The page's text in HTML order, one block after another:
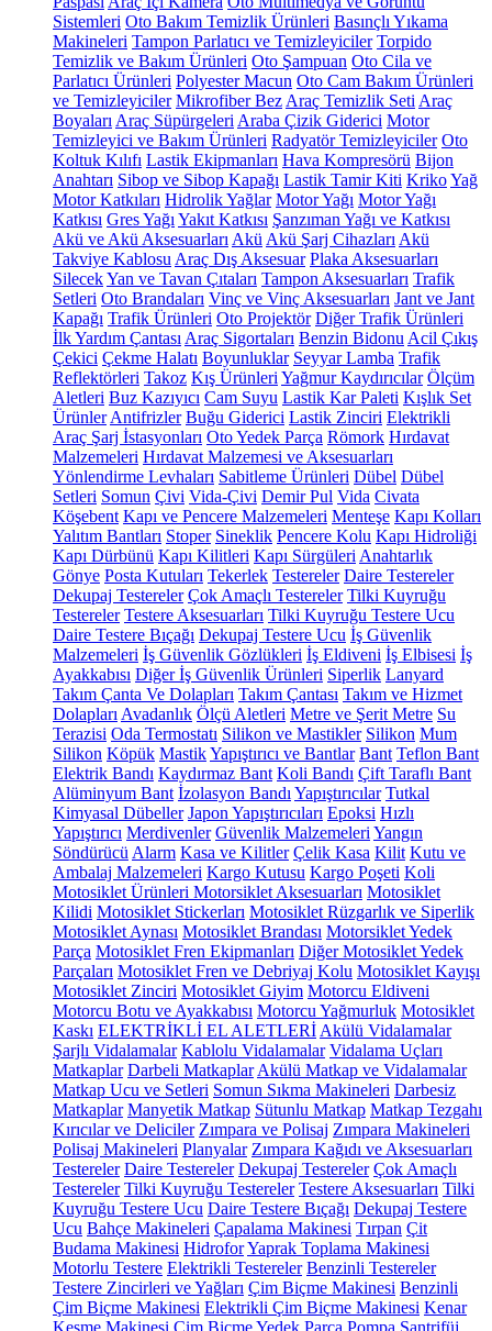
Sistemleri Oto Bakım Temizlik Ürünleri Basınçlı Yıkama
Makineleri Tampon Parlatıcı ve Temizleyiciler Torpido
Temizlik ve Bakım Ürünleri Oto Şampuan Oto Cila ve
Parlatıcı Ürünleri Polyester Macun Oto Cam Bakım Ürünleri
ve Temizleyiciler Mikrofiber Bez Araç Temizlik Seti Araç
Boyaları Araç Süpürgeleri Araba Çizik Giderici Motor
Temizleyici ve Bakım Ürünleri Radyatör Temizleyiciler Oto
Koltuk Kılıfı Lastik Ekipmanları Hava Kompresörü Bijon
Anahtarı Sibop ve Sibop Kapağı Lastik Tamir Kiti KrikoYağ
Motor Katkıları Hidrolik Yağlar Motor Yağı Motor Yağı
Katkısı Gres Yağı Yakıt Katkısı Şanzıman Yağı ve Katkısı
Akü ve Akü Aksesuarları Akü Akü Şarj Cihazları Akü
Takviye Kablosu Araç Dış Aksesuar Plaka Aksesuarları
SilecekYan ve Tavan Çıtaları Tampon Aksesuarları Trafik
Setleri Oto Brandaları Vinç ve Vinç Aksesuarları Jant ve Jant
Kapağı Trafik Ürünleri Oto Projektör Diğer Trafik Ürünleri
İlk Yardım Çantası Araç Sigortaları Benzin Bidonu Acil Çıkış
Çekici Çekme Halatı Boyunluklar Seyyar Lamba Trafik
Reflektörleri Takoz Kış Ürünleri Yağmur Kaydırıcılar Ölçüm
Aletleri Buz Kazıyıcı Cam Suyu Lastik Kar Paleti Kışlık Set
Ürünler Antifrizler Buğu Giderici Lastik Zinciri Elektrikli
Araç Şarj İstasyonları Oto Yedek Parça Römork Hırdavat
Malzemeleri Hırdavat Malzemesi ve Aksesuarları
Yönlendirme Levhaları Sabitleme Ürünleri Dübel Dübel
Setleri Somun Çivi Vida-Çivi Demir Pul Vida Civata
Köşebent Kapı ve Pencere Malzemeleri Menteşe Kapı Kolları
Yalıtım Bantları Stoper Sineklik Pencere Kolu Kapı Hidroliği
Kapı Dürbünü Kapı Kilitleri Kapı Sürgüleri Anahtarlık
Gönye Posta Kutuları Tekerlek Testereler Daire Testereler
Dekupaj Testereler Çok Amaçlı Testereler Tilki Kuyruğu
Testereler Testere Aksesuarları Tilki Kuyruğu Testere Ucu
Daire Testere Bıçağı Dekupaj Testere Ucu İş Güvenlik
Malzemeleri İş Güvenlik Gözlükleri İş Eldiveni İş Elbisesi İş
Ayakkabısı Diğer İş Güvenlik Ürünleri Siperlik Lanyard
Takım Çanta Ve Dolapları Takım Çantası Takım ve Hizmet
Dolapları Avadanlık Ölçü Aletleri Metre ve Şerit Metre Su
Terazisi Oda Termostatı Silikon ve Mastikler Silikon Mum
Silikon Köpük MastikYapıştırıcı ve Bantlar Bant Teflon Bant
Elektrik Bandı Kaydırmaz Bant Koli Bandı Çift Taraflı Bant
Alüminyum Bant İzolasyon Bandı Yapıştırıcılar Tutkal
Kimyasal Dübeller Japon Yapıştırıcıları Epoksi Hızlı
Yapıştırıcı Merdivenler Güvenlik Malzemeleri Yangın
Söndürücü Alarm Kasa ve Kilitler Çelik Kasa Kilit Kutu ve
Ambalaj Malzemeleri Kargo Kutusu Kargo Poşeti Koli
Motosiklet Ürünleri Motorsiklet Aksesuarları Motosiklet
Kilidi Motosiklet Stickerları Motosiklet Rüzgarlık ve Siperlik
Motosiklet Aynası Motosiklet Brandası Motorsiklet Yedek
Parça Motosiklet Fren Ekipmanları Diğer Motosiklet Yedek
Parçaları Motosiklet Fren ve Debriyaj Kolu Motosiklet Kayışı
Motosiklet Zinciri Motosiklet Giyim Motorcu Eldiveni
Motorcu Botu ve Ayakkabısı Motorcu Yağmurluk Motosiklet
Kaskı ELEKTRİKLİ EL ALETLERİ Akülü Vidalamalar
Şarjlı Vidalamalar Kablolu Vidalamalar Vidalama Uçları
Matkaplar Darbeli Matkaplar Akülü Matkap ve Vidalamalar
Matkap Ucu ve Setleri Somun Sıkma Makineleri Darbesiz
Matkaplar Manyetik Matkap Sütunlu Matkap Matkap Tezgahı
Kırıcılar ve Deliciler Zımpara ve Polisaj Zımpara Makineleri
Polisaj Makineleri Planyalar Zımpara Kağıdı ve Aksesuarları
Testereler Daire Testereler Dekupaj Testereler Çok Amaçlı
Testereler Tilki Kuyruğu Testereler Testere Aksesuarları Tilki
Kuyruğu Testere Ucu Daire Testere Bıçağı Dekupaj Testere
Ucu Bahçe Makineleri Çapalama Makinesi Tırpan Çit
Budama Makinesi HidroforYaprak Toplama Makinesi
Motorlu Testere Elektrikli Testereler Benzinli Testereler
Testere Zincirleri ve Yağları Çim Biçme Makinesi Benzinli
Çim Biçme Makinesi Elektrikli Çim Biçme Makinesi Kenar
Kesme Makinesi Çim Biçme Yedek Parça Pompa Santrifüj